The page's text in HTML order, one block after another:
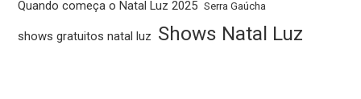
Quando começa o Natal Luz 2025 Serra Gaúcha
shows gratuitos natal luz Shows Natal Luz